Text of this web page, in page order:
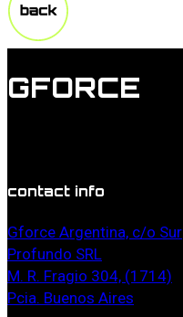
GFORCE
contact info
Gforce Argentina, c/o Sur
Profundo SRL
M. R. Fragio 304, (1714)
Pcia. Buenos Aires